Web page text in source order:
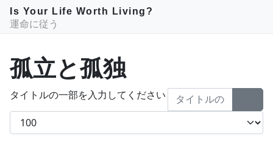
Is Your Life Worth Living?
運命に従う
孤立と孤独
タイトルの一部を入力してください
表示数